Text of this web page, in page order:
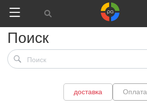
Поиск
доставка Оплата